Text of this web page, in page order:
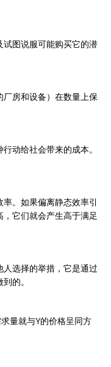
图说服可能购买它的潜
房和设备）在数量上保
动给社会带来的成本。
。如果偏离静态效率引
它们就会产生高于满足
选择的举措，它是通过
的。
量就与Y的价格呈同方